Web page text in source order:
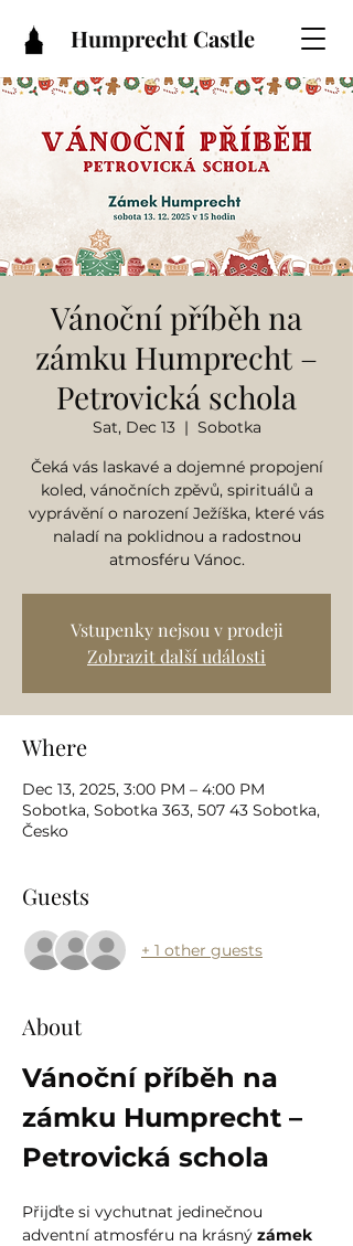
Humprecht Castle
Vánoční příběh na
zámku Humprecht –
Petrovická schola
Sat, Dec 13
  |
Sobotka
Čeká vás laskavé a dojemné propojení
koled, vánočních zpěvů, spirituálů a
vyprávění o narození Ježíška, které vás
naladí na poklidnou a radostnou
atmosféru Vánoc.
Vstupenky nejsou v prodeji
Zobrazit další události
Where
Dec 13, 2025, 3:00 PM – 4:00 PM
Sobotka, Sobotka 363, 507 43 Sobotka,
Česko
Guests
+ 1 other guests
About
Vánoční příběh na
zámku Humprecht –
Petrovická schola
Přijďte si vychutnat jedinečnou
adventní atmosféru na krásný zámek